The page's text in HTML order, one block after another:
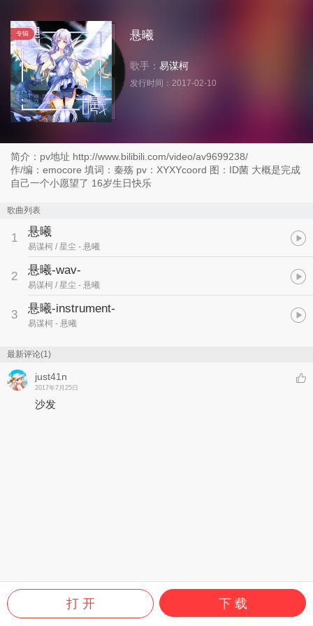
专辑 悬曦
歌手： 易谋柯
发行时间： 2017-02-10
简介：pv地址 http://www.bilibili.com/video/av9699238/
作/编：emocore 填词：秦殇 pv：XYXYcoord 图：ID菌 大概是完成
自己一个小愿望了 16岁生日快乐
歌曲列表
1 悬曦
易谋柯 / 星尘 - 悬曦
2 悬曦-wav-
易谋柯 / 星尘 - 悬曦
3 悬曦-instrument-
易谋柯 - 悬曦
最新评论(1)
just41n
2017年7月25日
沙发
打 开 下 载